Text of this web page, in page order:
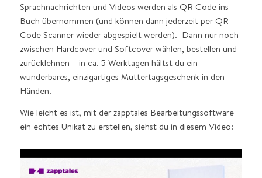
Sprachnachrichten und Videos werden als QR Code ins
Buch übernommen (und können dann jederzeit per QR
Code Scanner wieder abgespielt werden). Dann nur noch
zwischen Hardcover und Softcover wählen, bestellen und
zurücklehnen – in ca. 5 Werktagen hältst du ein
wunderbares, einzigartiges Muttertagsgeschenk in den
Händen.
Wie leicht es ist, mit der zapptales Bearbeitungssoftware
ein echtes Unikat zu erstellen, siehst du in diesem Video: